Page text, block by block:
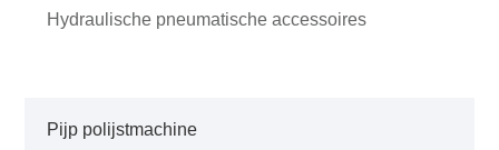
Hydraulische pneumatische accessoires
Pijp polijstmachine